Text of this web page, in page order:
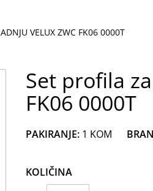
VELUX ZWC FK06 0000T
Set profila
FK06 0000T
PAKIRANJE: 1 KOM
KOLIČINA